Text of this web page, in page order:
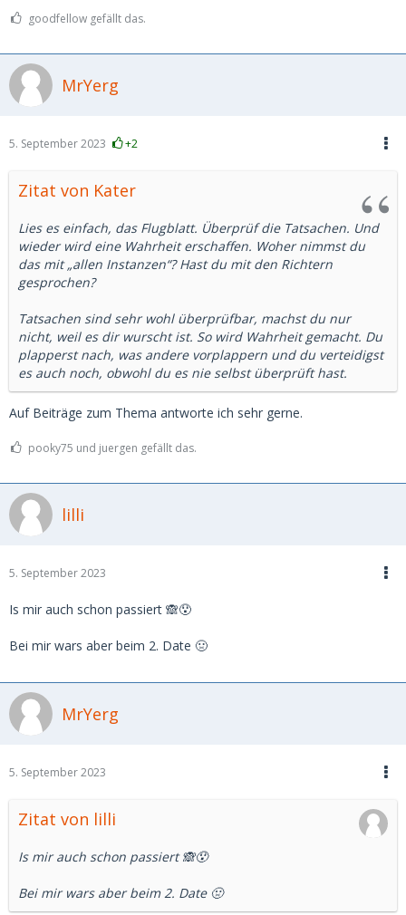
goodfellow gefällt das.
MrYerg
5. September 2023 +2
Zitat von Kater
Lies es einfach, das Flugblatt. Überprüf die Tatsachen. Und
wieder wird eine Wahrheit erschaffen. Woher nimmst du
das mit „allen Instanzen“? Hast du mit den Richtern
gesprochen?
Tatsachen sind sehr wohl überprüfbar, machst du nur
nicht, weil es dir wurscht ist. So wird Wahrheit gemacht. Du
plapperst nach, was andere vorplappern und du verteidigst
es auch noch, obwohl du es nie selbst überprüft hast.
Auf Beiträge zum Thema antworte ich sehr gerne.
pooky75 und juergen gefällt das.
lilli
5. September 2023
Is mir auch schon passiert 🙈😯
Bei mir wars aber beim 2. Date 🤢
MrYerg
5. September 2023
Zitat von lilli
Is mir auch schon passiert 🙈😯
Bei mir wars aber beim 2. Date 🤢